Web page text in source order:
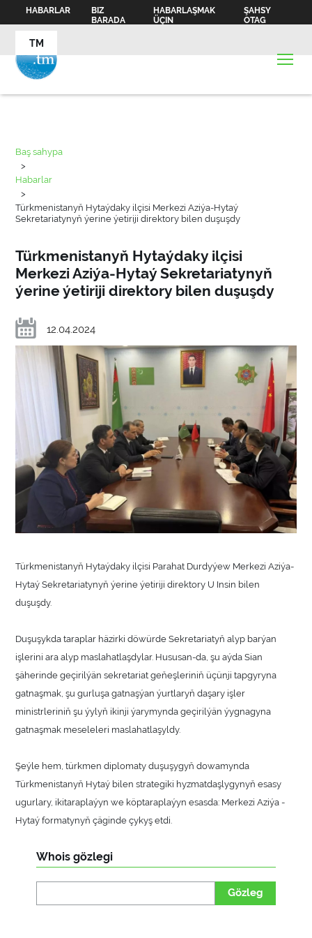
HABARLAR
BIZ
BARADA
HABARLAŞMAK
ÜÇIN
ŞAHSY
OTAG
TM
Baş sahypa
>
Habarlar
>
Türkmenistanyň Hytaýdaky ilçisi Merkezi Aziýa-Hytaý
Sekretariatynyň ýerine ýetiriji direktory bilen duşuşdy
Türkmenistanyň Hytaýdaky ilçisi
Merkezi Aziýa-Hytaý Sekretariatynyň
ýerine ýetiriji direktory bilen duşuşdy
12.04.2024
Türkmenistanyň Hytaýdaky ilçisi Parahat Durdyýew Merkezi Aziýa-
Hytaý Sekretariatynyň ýerine ýetiriji direktory U Insin bilen
duşuşdy.
Duşuşykda taraplar häzirki döwürde Sekretariatyň alyp barýan
işlerini ara alyp maslahatlaşdylar. Hususan-da, şu aýda Sian
şäherinde geçirilýän sekretariat geňeşleriniň üçünji tapgyryna
gatnaşmak, şu gurluşa gatnaşýan ýurtlaryň daşary işler
ministrleriniň şu ýylyň ikinji ýarymynda geçirilýän ýygnagyna
gatnaşmak meseleleri maslahatlaşyldy.
Şeýle hem, türkmen diplomaty duşuşygyň dowamynda
Türkmenistanyň Hytaý bilen strategiki hyzmatdaşlygynyň esasy
ugurlary, ikitaraplaýyn we köptaraplaýyn esasda: Merkezi Aziýa -
Hytaý formatynyň çäginde çykyş etdi.
Whois gözlegi
Gözleg